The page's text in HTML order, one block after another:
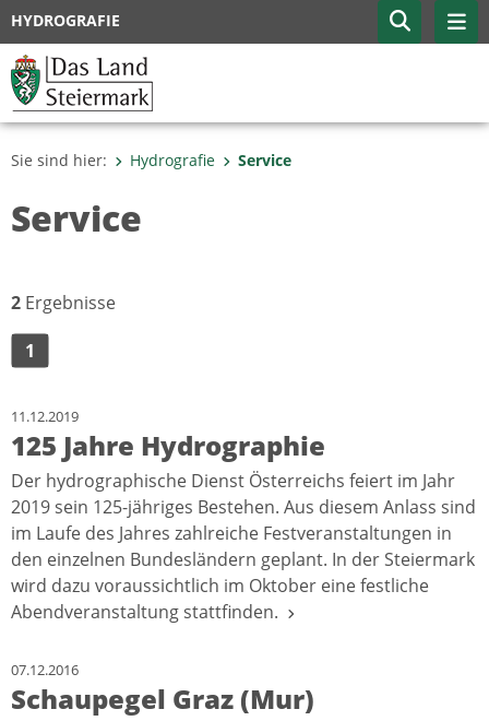
HYDROGRAFIE
Sie sind hier: Hydrografie Service
Service
2 Ergebnisse
1
11.12.2019
125 Jahre Hydrographie
Der hydrographische Dienst Österreichs feiert im Jahr
2019 sein 125-jähriges Bestehen. Aus diesem Anlass sind
im Laufe des Jahres zahlreiche Festveranstaltungen in
den einzelnen Bundesländern geplant. In der Steiermark
wird dazu voraussichtlich im Oktober eine festliche
Abendveranstaltung stattfinden.
07.12.2016
Schaupegel Graz (Mur)